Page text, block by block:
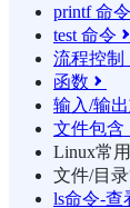
printf 命令
test 命令 
流程控制
函数 
输入/输
文件包含
Linux常
文件/目
ls命令-查